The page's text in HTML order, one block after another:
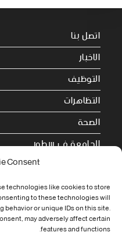
Consent
technologies like cookies to store
to these technologies will
behavior or unique IDs on this site.
may adversely affect certain
features and functions.
اتصل بنا
الاخبار
التوظيف
التظاهرات
الصحة
الجامعة في سطور
Cookie Policy (EU)
معلومات الاتصال
Address:
جامعة العربي التبسي